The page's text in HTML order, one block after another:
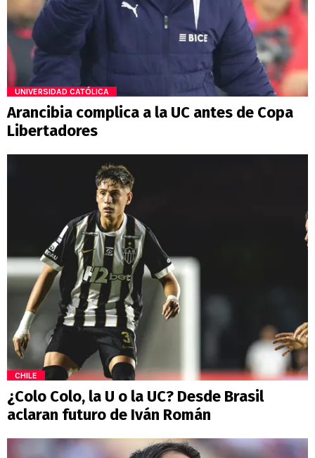
UNIVERSIDAD CATÓLICA
Arancibia complica a la UC antes de Copa
Libertadores
CHILE
¿Colo Colo, la U o la UC? Desde Brasil
aclaran futuro de Iván Román